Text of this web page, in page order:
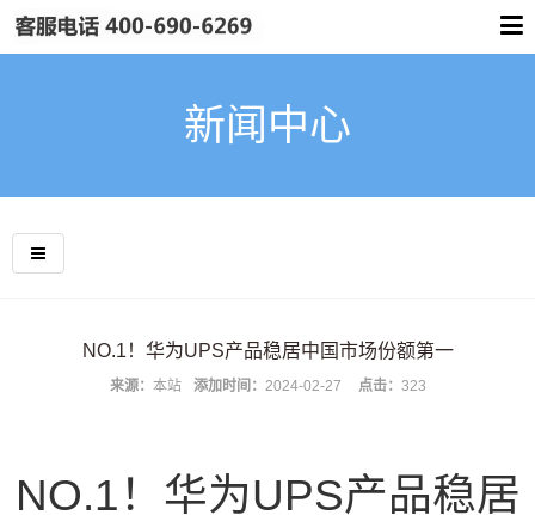
新闻中心
NO.1！华为UPS产品稳居中国市场份额第一
来源： 本站 添加时间： 2024-02-27 点击： 323
NO.1！华为UPS产品稳居